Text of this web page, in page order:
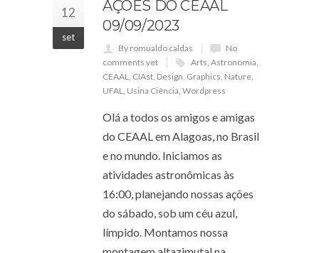
12
set
AÇÕES DO CEAAL
09/09/2023
By romualdo caldas
No
comments yet
Arts, Astronomia,
CEAAL, CIAst, Design, Graphics, Nature,
UFAL, Usina Ciência, Wordpress
Olá a todos os amigos e amigas
do CEAAL em Alagoas, no Brasil
e no mundo. Iniciamos as
atividades astronômicas às
16:00, planejando nossas ações
do sábado, sob um céu azul,
límpido. Montamos nossa